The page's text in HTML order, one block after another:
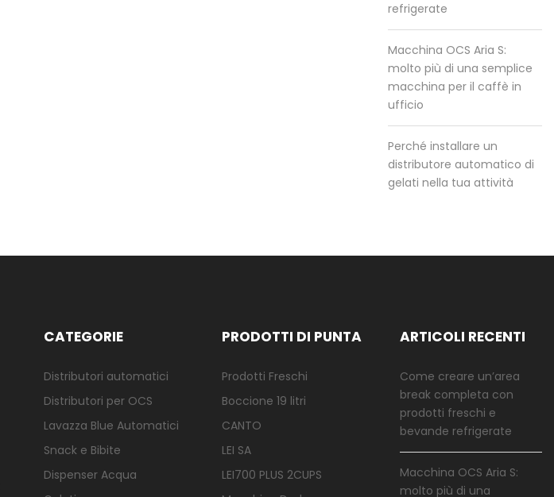
refrigerate
Macchina OCS Aria S:
molto più di una semplice
macchina per il caffè in
ufficio
Perché installare un
distributore automatico di
gelati nella tua attività
CATEGORIE
Distributori automatici
Distributori per OCS
Lavazza Blue Automatici
Snack e Bibite
Dispenser Acqua
PRODOTTI DI PUNTA
Prodotti Freschi
Boccione 19 litri
CANTO
LEI SA
LEI700 PLUS 2CUPS
ARTICOLI RECENTI
Come creare un’area
break completa con
prodotti freschi e
bevande refrigerate
Macchina OCS Aria S:
molto più di una